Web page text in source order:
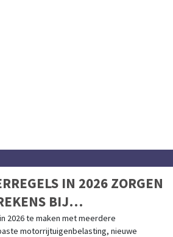
IN 2026 ZORGEN
BIJ
2026 te maken met meerdere
motorrijtuigenbelasting, nieuwe